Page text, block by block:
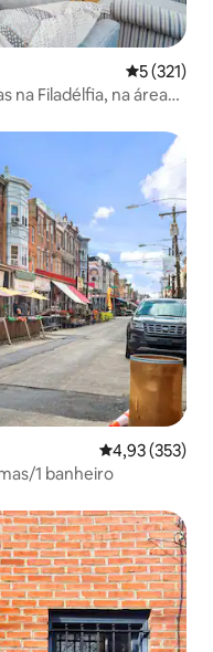
5 de uma
5 (321)
na Filadélfia, na área
4,93 de uma
4,93 (353)
1 banheiro